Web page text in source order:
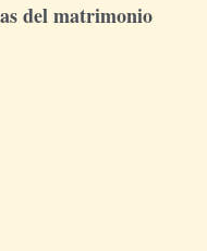
del matrimonio